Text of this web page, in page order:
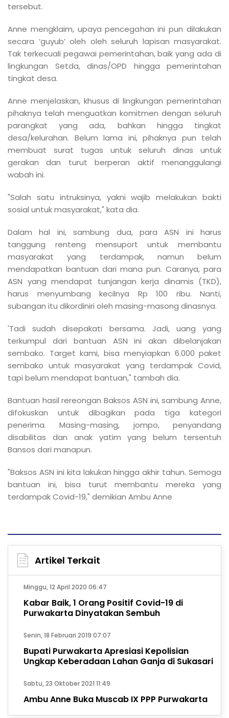
tersebut.
Anne mengklaim, upaya pencegahan ini pun dilakukan
secara ‘guyub’ oleh oleh seluruh lapisan masyarakat.
Tak terkecuali pegawai pemerintahan, baik yang ada di
lingkungan Setda, dinas/OPD hingga pemerintahan
tingkat desa.
Anne menjelaskan, khusus di lingkungan pemerintahan
pihaknya telah menguatkan komitmen dengan seluruh
parangkat yang ada, bahkan hingga tingkat
desa/kelurahan. Belum lama ini, pihaknya pun telah
membuat surat tugas untuk seluruh dinas untuk
gerakan dan turut berperan aktif menanggulangi
wabah ini.
"Salah satu intruksinya, yakni wajib melakukan bakti
sosial untuk masyarakat," kata dia.
Dalam hal ini, sambung dua, para ASN ini harus
tanggung renteng mensuport untuk membantu
masyarakat yang terdampak, namun belum
mendapatkan bantuan dari mana pun. Caranya, para
ASN yang mendapat tunjangan kerja dinamis (TKD),
harus menyumbang kecilnya Rp 100 ribu. Nanti,
subangan itu dikordiniri oleh masing-masong dinasnya.
'Tadi sudah disepakati bersama. Jadi, uang yang
terkumpul dari bantuan ASN ini akan dibelanjakan
sembako. Target kami, bisa menyiapkan 6.000 paket
sembako untuk masyarakat yang terdampak Covid,
tapi belum mendapat bantuan," tambah dia.
Bantuan hasil rereongan Baksos ASN ini, sambung Anne,
difokuskan untuk dibagikan pada tiga kategori
penerima. Masing-masing, jompo, penyandang
disabilitas dan anak yatim yang belum tersentuh
Bansos dari manapun.
"Baksos ASN ini kita lakukan hingga akhir tahun. Semoga
bantuan ini, bisa turut membantu mereka yang
terdampak Covid-19," demikian Ambu Anne
Artikel Terkait
Minggu, 12 April 2020 06:47
Kabar Baik, 1 Orang Positif Covid-19 di
Purwakarta Dinyatakan Sembuh
Senin, 18 Februari 2019 07:07
Bupati Purwakarta Apresiasi Kepolisian
Ungkap Keberadaan Lahan Ganja di Sukasari
Sabtu, 23 Oktober 2021 11:49
Ambu Anne Buka Muscab IX PPP Purwakarta